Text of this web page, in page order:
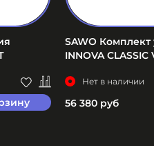
SAWO
INNOVA
Нет в наличии
56 380 руб